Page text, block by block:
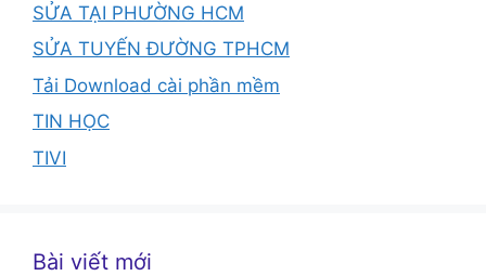
SỬA TẠI PHƯỜNG HCM
SỬA TUYẾN ĐƯỜNG TPHCM
Tải Download cài phần mềm
TIN HỌC
TIVI
Bài viết mới